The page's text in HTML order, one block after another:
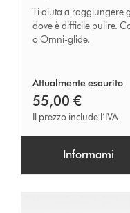
con
LED
integrato
Glide)
Ti aiuta a raggiungere
dove è difficile pulire.
o Omni-glide.
Attualmente esaurito
55,00 €
Il prezzo include l’IVA
Informami